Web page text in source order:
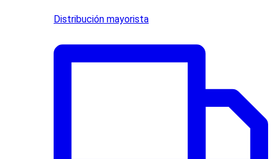
Distribución mayorista